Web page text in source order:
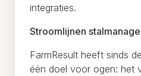
integraties.
Stroomlijnen
FarmResult heeft sinds
één doel voor ogen: het